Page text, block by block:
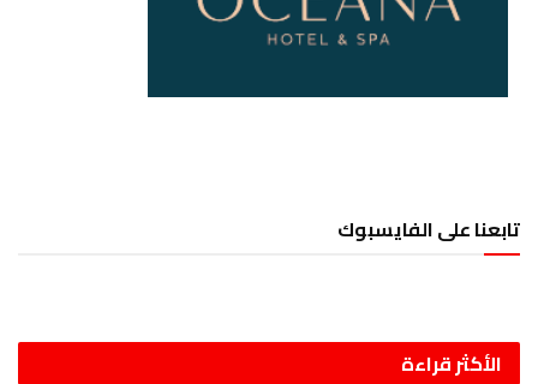
تابعنا على الفايسبوك
الأكثر قراءة